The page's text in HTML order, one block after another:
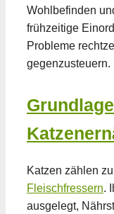
Wohlbefinden
frühzeitige
Probleme
gegenzusteuern.
Katzen zählen
Fleischfressern.
ausgelegt,